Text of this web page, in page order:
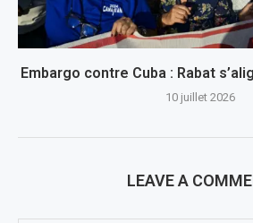
Embargo contre Cuba : Rabat
10 juillet 2026
LEAVE A